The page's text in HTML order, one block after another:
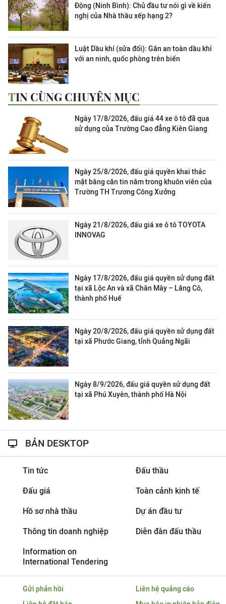
Động (Ninh Bình): Chủ đầu tư nói gì về kiến
nghị của Nhà thầu xếp hạng 2?
Luật Dầu khí (sửa đổi): Gắn an toàn dầu khí
với an ninh, quốc phòng trên biển
TIN CÙNG CHUYÊN MỤC
Ngày 17/8/2026, đấu giá 44 xe ô tô đã qua
sử dụng của Trường Cao đẳng Kiên Giang
Ngày 25/8/2026, đấu giá quyền khai thác
mặt bằng căn tin nằm trong khuôn viên của
Trường TH Trương Công Xưởng
Ngày 21/8/2026, đấu giá xe ô tô TOYOTA
INNOVAG
Ngày 17/8/2026, đấu giá quyền sử dụng đất
tại xã Lộc An và xã Chân Mây – Lăng Cô,
thành phố Huế
Ngày 20/8/2026, đấu giá quyền sử dụng đất
tại xã Phước Giang, tỉnh Quảng Ngãi
Ngày 8/9/2026, đấu giá quyền sử dụng đất
tại xã Phú Xuyên, thành phố Hà Nội
BẢN DESKTOP
Tin tức Đấu thầu
Đấu giá Toàn cảnh kinh tế
Hồ sơ nhà thầu Dự án đầu tư
Thông tin doanh nghiệp Diễn đàn đấu thầu
Information on
International Tendering
Gửi phản hồi
Liên hệ quảng cáo